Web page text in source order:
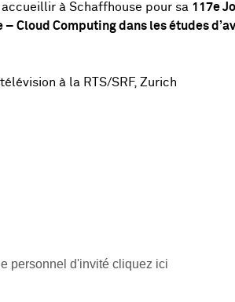
à Schaffhouse pour sa 117e
– Cloud Computing dans les études
à la RTS/SRF, Zurich
personnel d'invité cliquez ici